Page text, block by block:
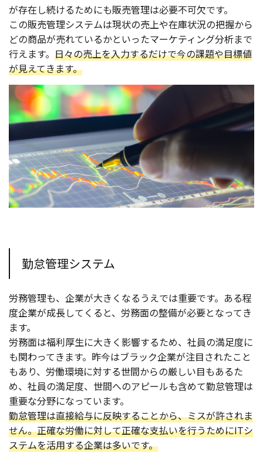
が存在し続けるためにも販売管理は必要不可欠です。
この販売管理システムは現状の売上や在庫状況の把握から
どの商品が売れているかといったマーケティング分析まで
行えます。 日々の売上を入力するだけで今の課題や目標値
が見えてきます。
勤怠管理システム
労務管理も、企業が大きくなるうえでは重要です。ある程
度企業が成長してくると、労務面の整備が必要となってき
ます。
労務面は福利厚生に大きく影響するため、社員の満足度に
も関わってきます。昨今はブラック企業が注目されたこと
もあり、労働環境に対する世間からの厳しい目もあるた
め、社員の満足度、世間へのアピールも含めて勤怠管理は
重要な分野になっています。
勤怠管理は直接給与に反映することから、ミスが許されま
せん。正確な労働に対して正確な支払いを行うためにITシ
ステムを活用する企業は多いです。